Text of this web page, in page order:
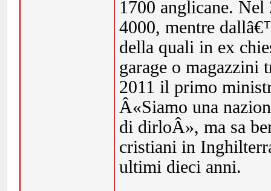
1700 anglicane.
4000, mentre
della quali in ex
garage o magazzini
2011 il primo
Â«Siamo una
di dirloÂ», ma sa
cristiani in
ultimi dieci anni.